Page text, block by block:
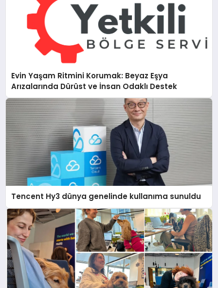
Evin Yaşam Ritmini Korumak: Beyaz Eşya
Arızalarında Dürüst ve İnsan Odaklı Destek
Tencent Hy3 dünya genelinde kullanıma sunuldu